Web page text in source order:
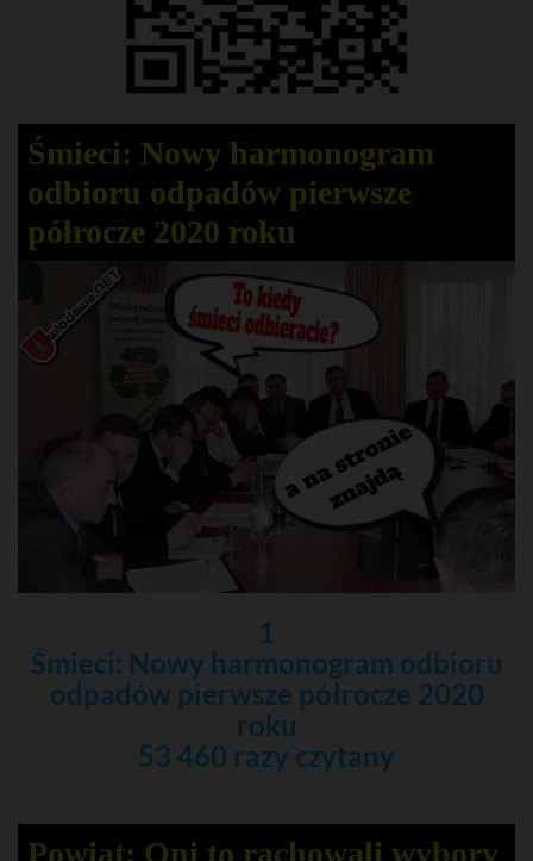
Śmieci: Nowy harmonogram
odbioru odpadów pierwsze
półrocze 2020 roku
1
Śmieci: Nowy harmonogram odbioru
odpadów pierwsze półrocze 2020
roku
53 460 razy czytany
Powiat: Oni to rachowali wybory